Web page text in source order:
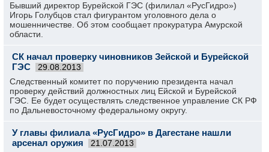
Бывший директор Бурейской ГЭС (филилал «РусГидро»)
Игорь Голубцов стал фигурантом уголовного дела о
мошенничестве. Об этом сообщает прокуратура Амурской
области.
СК начал проверку чиновников Зейской и Бурейской
ГЭС
29.08.2013
Следственный комитет по поручению президента начал
проверку действий должностных лиц Ейской и Бурейской
ГЭС. Ее будет осуществлять следственное управление СК РФ
по Дальневосточному федеральному округу.
У главы филиала «РусГидро» в Дагестане нашли
арсенал оружия
21.07.2013